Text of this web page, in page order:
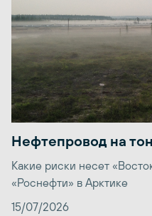
Нефтепровод на
Какие риски несет
«Роснефти» в Арктике
15/07/2026